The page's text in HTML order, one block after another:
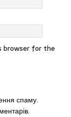
browser for the
спаму.